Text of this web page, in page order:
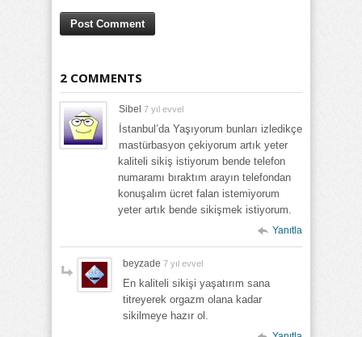
2 COMMENTS
Sibel 7 yıl evvel
İstanbul’da Yaşıyorum bunları izledikçe
mastürbasyon çekiyorum artık yeter
kaliteli sikiş istiyorum bende telefon
numaramı bıraktım arayın telefondan
konuşalım ücret falan istemiyorum
yeter artık bende sikişmek istiyorum.
Yanıtla
beyzade 7 yıl evvel
En kaliteli sikişi yaşatırım sana
titreyerek orgazm olana kadar
sikilmeye hazır ol.